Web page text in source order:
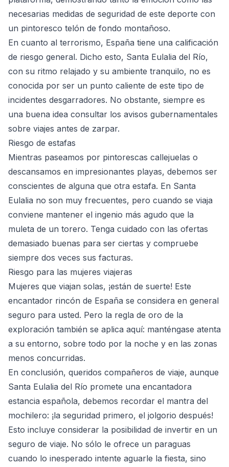
necesarias medidas de seguridad de este deporte con
un pintoresco telón de fondo montañoso.
En cuanto al terrorismo, España tiene una calificación
de riesgo general. Dicho esto, Santa Eulalia del Río,
con su ritmo relajado y su ambiente tranquilo, no es
conocida por ser un punto caliente de este tipo de
incidentes desgarradores. No obstante, siempre es
una buena idea consultar los avisos gubernamentales
sobre viajes antes de zarpar.
Riesgo de estafas
Mientras paseamos por pintorescas callejuelas o
descansamos en impresionantes playas, debemos ser
conscientes de alguna que otra estafa. En Santa
Eulalia no son muy frecuentes, pero cuando se viaja
conviene mantener el ingenio más agudo que la
muleta de un torero. Tenga cuidado con las ofertas
demasiado buenas para ser ciertas y compruebe
siempre dos veces sus facturas.
Riesgo para las mujeres viajeras
Mujeres que viajan solas, ¡están de suerte! Este
encantador rincón de España se considera en general
seguro para usted. Pero la regla de oro de la
exploración también se aplica aquí: manténgase atenta
a su entorno, sobre todo por la noche y en las zonas
menos concurridas.
En conclusión, queridos compañeros de viaje, aunque
Santa Eulalia del Río promete una encantadora
estancia española, debemos recordar el mantra del
mochilero: ¡la seguridad primero, el jolgorio después!
Esto incluye considerar la posibilidad de invertir en un
seguro de viaje. No sólo le ofrece un paraguas
cuando lo inesperado intente aguarle la fiesta, sino